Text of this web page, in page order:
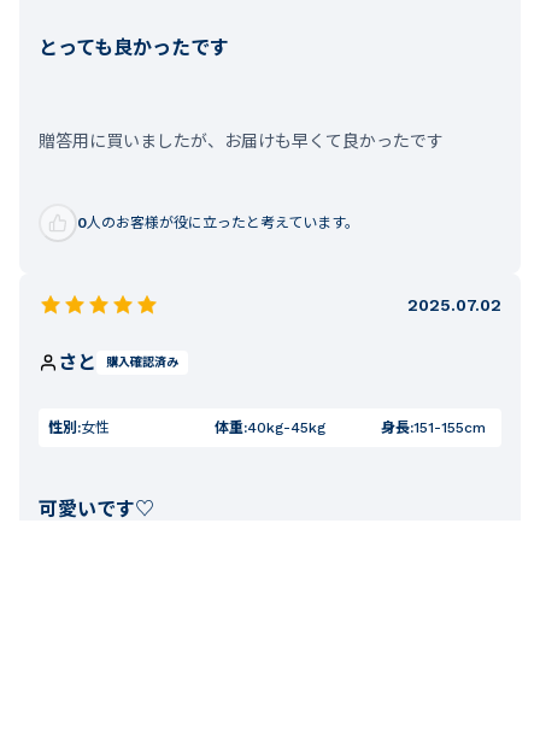
とっても良かったです
贈答用に買いましたが、お届けも早くて良かったです
0人のお客様が役に立ったと考えています。
2025.07.02
さと 購入確認済み
性別:女性 体重:40kg-45kg 身長:151-155cm
可愛いです♡